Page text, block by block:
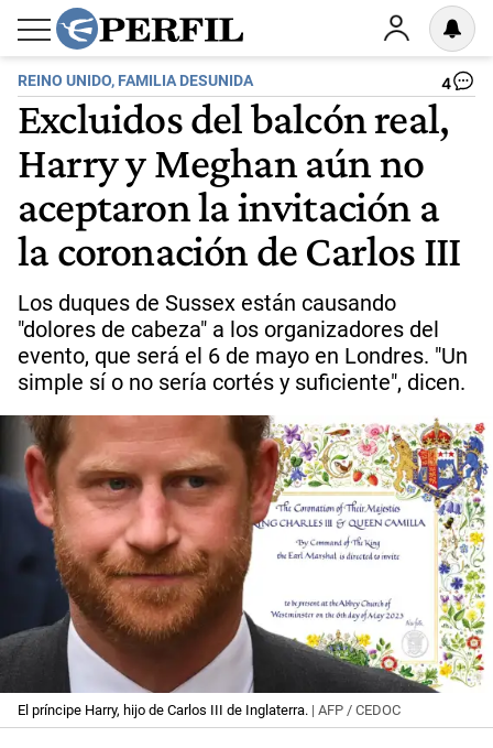
REINO UNIDO, FAMILIA DESUNIDA 4
Excluidos del balcón real,
Harry y Meghan aún no
aceptaron la invitación a
la coronación de Carlos III
Los duques de Sussex están causando
"dolores de cabeza" a los organizadores del
evento, que será el 6 de mayo en Londres. "Un
simple sí o no sería cortés y suficiente", dicen.
El príncipe Harry, hijo de Carlos III de Inglaterra. | AFP / CEDOC